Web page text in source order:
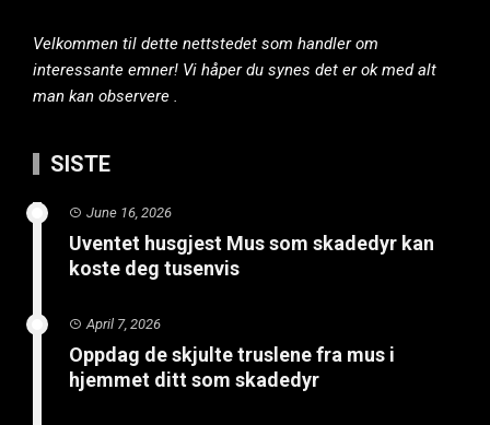
Velkommen til dette nettstedet som handler om
interessante emner! Vi håper du synes det er ok med alt
man kan observere .
SISTE
June 16, 2026
Uventet husgjest Mus som skadedyr kan
koste deg tusenvis
April 7, 2026
Oppdag de skjulte truslene fra mus i
hjemmet ditt som skadedyr